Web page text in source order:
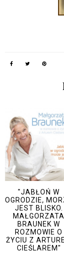
"JABŁOŃ W
OGRODZIE,
JEST BLISKO.
MAŁGORZATA
BRAUNEK W
ROZMOWIE O
ŻYCIU Z
CIEŚLAREM"